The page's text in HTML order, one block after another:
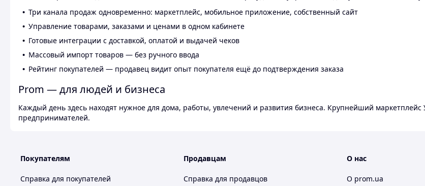
Три канала продаж одновременно: маркетплейс, мобильное приложение, собственный сайт
Управление товарами, заказами и ценами в одном кабинете
Готовые интеграции с доставкой, оплатой и выдачей чеков
Массовый импорт товаров — без ручного ввода
Рейтинг покупателей — продавец видит опыт покупателя ещё до подтверждения заказа
Prom — для людей и бизнеса
Каждый день здесь находят нужное для дома, работы, увлечений и развития бизнеса. Крупнейший
предпринимателей.
Покупателям
Справка для покупателей
Продавцам
Справка для продавцов
О нас
О prom.ua